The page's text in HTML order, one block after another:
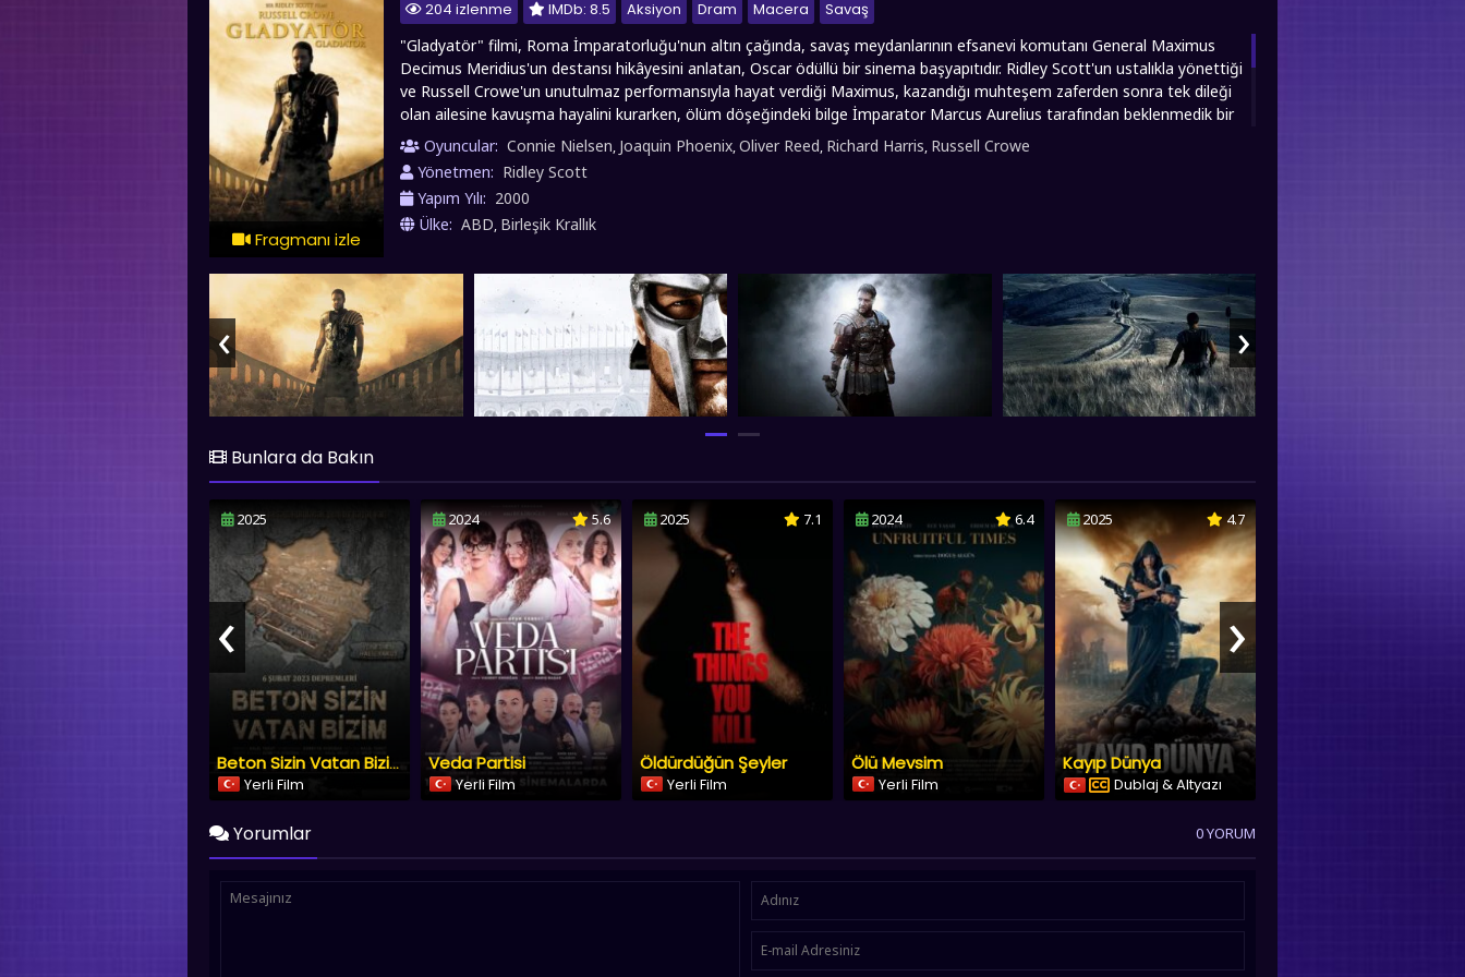
Fragmanı izle
204 izlenme IMDb: 8.5 Aksiyon Dram Macera
Savaş
"Gladyatör" filmi, Roma İmparatorluğu'nun altın çağında, savaş meydanlarının efsanevi komutanı General Maximus
Decimus Meridius'un destansı hikâyesini anlatan, Oscar ödüllü bir sinema başyapıtıdır. Ridley Scott'un ustalıkla yönettiği
ve Russell Crowe'un unutulmaz performansıyla hayat verdiği Maximus, kazandığı muhteşem zaferden sonra tek dileği
olan ailesine kavuşma hayalini kurarken, ölüm döşeğindeki bilge İmparator Marcus Aurelius tarafından beklenmedik bir
görevle karşılaşır: Roma'yı yeniden cumhuriyete dönüştürmek. Bu kararı öğrenen İmparator'un hırslı ve dengesiz oğlu
Commodus, babasını öldürüp tahtı gasp eder ve Maximus'u ailesiyle birlikte ölüme mahkûm eder. Sevdiklerinin küllerini
geride bırakarak mucizevi şekilde hayatta kalan Maximus, köle tüccarları tarafından satın alınıp ölümcül gladyatör
arenalarında savaşmaya zorlanır. Artık tek amacı Colosseum'un kanlı kumlarında yükselerek Roma'ya dönmek ve
ailesinin intikamını almak olan efsanevi savaşçı, "halk için eğlence" olarak başladığı yeni hayatında, imparatorluğun
kalitesinde Türkçe dublaj ve altyazılı sunmuş olup, keyifli seyirler dileriz...
Oyuncular: Connie Nielsen, Joaquin Phoenix,Oliver Reed, Richard Harris, Russell Crowe
Yönetmen: Ridley Scott
Yapım Yılı: 2000
Ülke: ABD, Birleşik Krallık
‹ ›
Bunlara da Bakın
2025
Beton Sizin Vatan Bizim
Yerli Film
2024 5.6
Veda Partisi
Yerli Film
2025 7.1
Öldürdüğün Şeyler
Yerli Film
2024 6.4
Ölü Mevsim
Yerli Film
2025 4.7
Kayıp Dünya
Dublaj & Altyazı
‹ ›
Yorumlar 0 YORUM